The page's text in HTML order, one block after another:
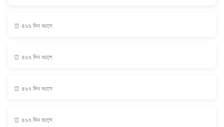
⏰ ৪৮১ দিন আগে
⏰ ৪৮২ দিন আগে
⏰ ৪৮২ দিন আগে
⏰ ৪৮২ দিন আগে